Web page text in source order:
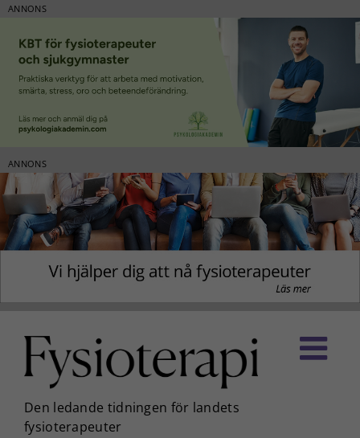
ANNONS
ANNONS
innehållet